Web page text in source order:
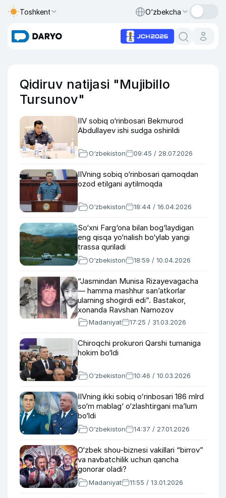
Toshkent O‘zbekcha
Qidiruv natijasi "Mujibillo
Tursunov"
IIV sobiq o‘rinbosari Bekmurod
Abdullayev ishi sudga oshirildi
O‘zbekiston 09:45 / 28.07.2026
IIVning sobiq o‘rinbosari qamoqdan
ozod etilgani aytilmoqda
O‘zbekiston 18:44 / 16.04.2026
So‘xni Farg‘ona bilan bog‘laydigan
eng qisqa yo‘nalish bo‘ylab yangi
trassa quriladi
O‘zbekiston 18:59 / 10.04.2026
“Jasmindan Munisa Rizayevagacha
— hamma mashhur san’atkorlar
ularning shogirdi edi”. Bastakor,
xonanda Ravshan Namozov
zamondoshlari xotirasida
Madaniyat 17:25 / 31.03.2026
Chiroqchi prokurori Qarshi tumaniga
hokim bo‘ldi
O‘zbekiston 10:46 / 10.03.2026
IIVning ikki sobiq oʻrinbosari 186 mlrd
so‘m mablag‘ o‘zlashtirgani ma’lum
bo‘ldi
O‘zbekiston 14:37 / 27.01.2026
O‘zbek shou-biznesi vakillari “birrov”
va navbatchilik uchun qancha
gonorar oladi?
Madaniyat 11:55 / 13.01.2026